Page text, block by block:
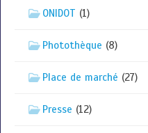
ONIDOT (1)
Photothèque (8)
Place de marché (27)
Presse (12)